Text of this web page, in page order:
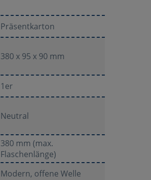
Präsentkarton
380 x 95 x 90 mm
1er
Neutral
380 mm (max.
Flaschenlänge)
Modern, offene Welle